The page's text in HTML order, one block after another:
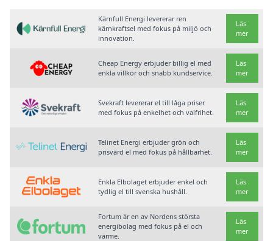
Kärnfull Energi levererar ren
kärnkraftsel med fokus på miljö och
innovation.
Läs
mer
Cheap Energy erbjuder billig el med
enkla villkor och snabb kundservice.
Läs
mer
Svekraft levererar el till låga priser
med fokus på enkelhet och valfrihet.
Läs
mer
Telinet Energi erbjuder grön och
prisvärd el med fokus på hållbarhet.
Läs
mer
Enkla Elbolaget erbjuder enkel och
tydlig el till svenska hushåll.
Läs
mer
Fortum är en av Nordens största
energibolag med fokus på el och
värme.
Läs
mer